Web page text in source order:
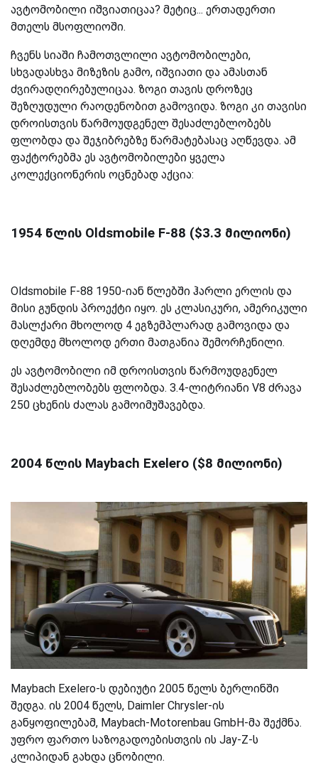
ავტომობილი იშვიათიცაა? მეტიც... ერთადერთი
მთელს მსოფლიოში.
ჩვენს სიაში ჩამოთვლილი ავტომობილები,
სხვადასხვა მიზეზის გამო, იშვიათი და ამასთან
ძვირადღირებულიცაა. ზოგი თავის დროზეც
შეზღუდული რაოდენობით გამოვიდა. ზოგი კი თავისი
დროისთვის წარმოუდგენელ შესაძლებლობებს
ფლობდა და შეჯიბრებზე წარმატებასაც აღწევდა. ამ
ფაქტორებმა ეს ავტომობილები ყველა
კოლექციონერის ოცნებად აქცია:
1954 წლის Oldsmobile F-88 ($3.3 მილიონი)
Oldsmobile F-88 1950-იან წლებში ჰარლი ერლის და
მისი გუნდის პროექტი იყო. ეს კლასიკური, ამერიკული
მასლქარი მხოლოდ 4 ეგზემპლარად გამოვიდა და
დღემდე მხოლოდ ერთი მათგანია შემორჩენილი.
ეს ავტომობილი იმ დროისთვის წარმოუდგენელ
შესაძლებლობებს ფლობდა. 3.4-ლიტრიანი V8 ძრავა
250 ცხენის ძალას გამოიმუშავებდა.
2004 წლის Maybach Exelero ($8 მილიონი)
Maybach Exelero-ს დებიუტი 2005 წელს ბერლინში
შედგა. ის 2004 წელს, Daimler Chrysler-ის
განყოფილებამ, Maybach-Motorenbau GmbH-მა შექმნა.
უფრო ფართო საზოგადოებისთვის ის Jay-Z-ს
კლიპიდან გახდა ცნობილი.